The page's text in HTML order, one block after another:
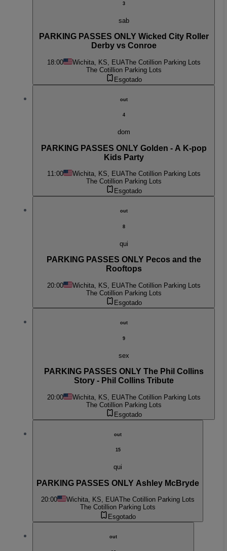
3
sab
PARKING PASSES ONLY Wicked City Roller
Derby vs Conroe
18:00 Wichita, KS, EUAThe Cotillion Parking Lots
The Cotillion Parking Lots
Esgotado
out
4
dom
PARKING PASSES ONLY Golden - A K-pop
Kids Party
11:00 Wichita, KS, EUAThe Cotillion Parking Lots
The Cotillion Parking Lots
Esgotado
out
8
qui
PARKING PASSES ONLY Pecos and the
Rooftops
20:00 Wichita, KS, EUAThe Cotillion Parking Lots
The Cotillion Parking Lots
Esgotado
out
9
sex
PARKING PASSES ONLY The Phil Collins
Story - Phil Collins Tribute
20:00 Wichita, KS, EUAThe Cotillion Parking Lots
The Cotillion Parking Lots
Esgotado
out
15
qui
PARKING PASSES ONLY Ashley McBryde
20:00 Wichita, KS, EUAThe Cotillion Parking Lots
The Cotillion Parking Lots
Esgotado
out